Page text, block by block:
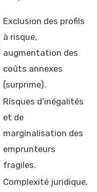
Exclusion des profils
à risque,
augmentation des
coûts annexes
(surprime).
Risques d’inégalités
et de
marginalisation des
emprunteurs
fragiles.
Complexité juridique,